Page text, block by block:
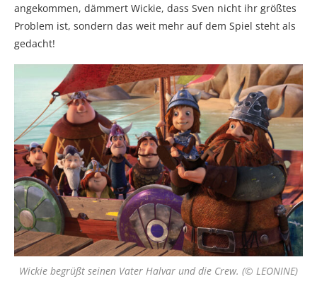
angekommen, dämmert Wickie, dass Sven nicht ihr größtes
Problem ist, sondern das weit mehr auf dem Spiel steht als
gedacht!
Wickie begrüßt seinen Vater Halvar und die Crew. (© LEONINE)